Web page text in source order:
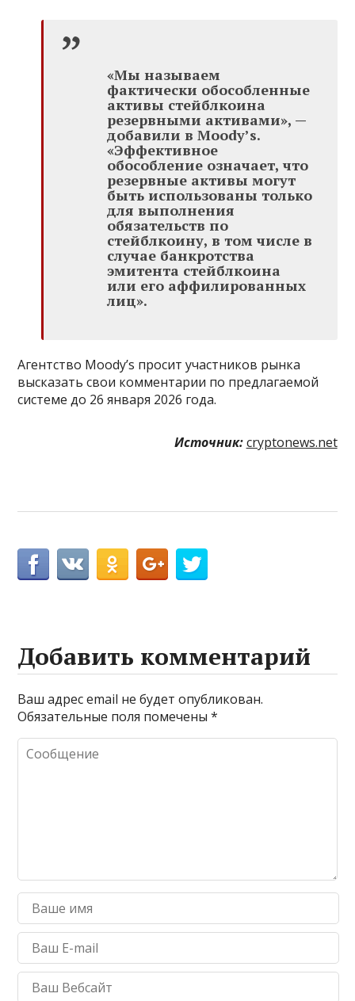
«Мы называем
фактически обособленные
активы стейблкоина
резервными активами», —
добавили в Moody’s.
«Эффективное
обособление означает, что
резервные активы могут
быть использованы только
для выполнения
обязательств по
стейблкоину, в том числе в
случае банкротства
эмитента стейблкоина
или его аффилированных
лиц».
Агентство Moody’s просит участников рынка
высказать свои комментарии по предлагаемой
системе до 26 января 2026 года.
Источник: cryptonews.net
Добавить комментарий
Ваш адрес email не будет опубликован.
Обязательные поля помечены*